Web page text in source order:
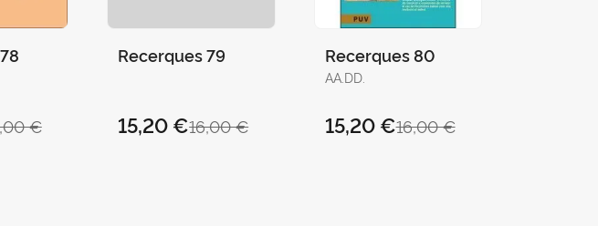
€
Recerques 79
16,00 €
15,20 €
Recerques 80
AA.DD.
16,00 €
15,20 €